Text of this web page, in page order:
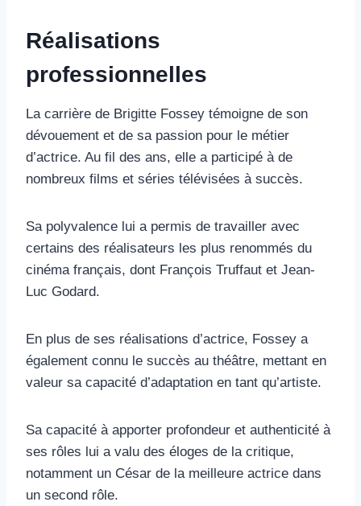
Réalisations
professionnelles
La carrière de Brigitte Fossey témoigne de son
dévouement et de sa passion pour le métier
d’actrice. Au fil des ans, elle a participé à de
nombreux films et séries télévisées à succès.
Sa polyvalence lui a permis de travailler avec
certains des réalisateurs les plus renommés du
cinéma français, dont François Truffaut et Jean-
Luc Godard.
En plus de ses réalisations d’actrice, Fossey a
également connu le succès au théâtre, mettant en
valeur sa capacité d’adaptation en tant qu’artiste.
Sa capacité à apporter profondeur et authenticité à
ses rôles lui a valu des éloges de la critique,
notamment un César de la meilleure actrice dans
un second rôle.